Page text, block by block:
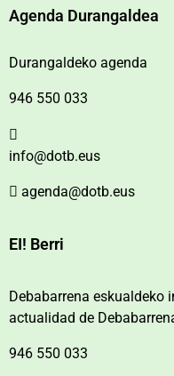
Agenda Durangaldea
Durangaldeko agenda
946 550 033
info@dotb.eus
agenda@dotb.eus
EI! Berri
Debabarrena
actualidad de
946 550 033